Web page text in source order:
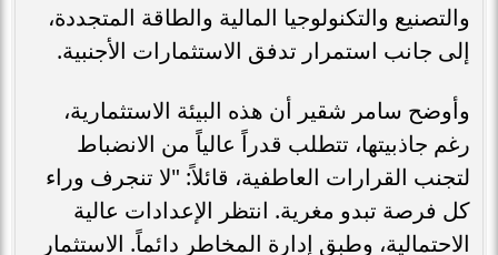
والتصنيع والتكنولوجيا المالية والطاقة المتجددة،
إلى جانب استمرار تدفق الاستثمارات الأجنبية.
وأوضح سامر شقير أن هذه البيئة الاستثمارية،
رغم جاذبيتها، تتطلب قدراً عالياً من الانضباط
لتجنب القرارات العاطفية، قائلاً: "لا تنجرف وراء
كل فرصة تبدو مغرية. انتظر الإعدادات عالية
الاحتمالية، وطبق إدارة المخاطر دائماً. الاستثمار